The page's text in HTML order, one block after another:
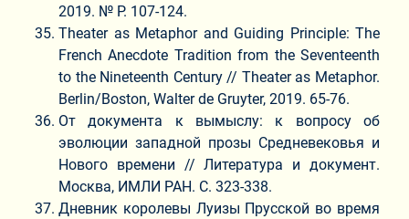
2019. № P. 107-124.
Theater as Metaphor and Guiding Principle: The
French Anecdote Tradition from the Seventeenth
to the Nineteenth Century // Theater as Metaphor.
Berlin/Boston, Walter de Gruyter, 2019. 65-76.
От документа к вымыслу: к вопросу об
эволюции западной прозы Средневековья и
Нового времени // Литература и документ.
Москва, ИМЛИ РАН. С. 323-338.
Дневник королевы Луизы Прусской во время